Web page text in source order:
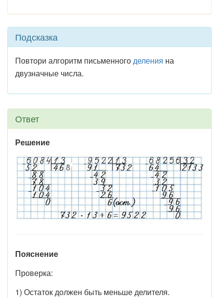
Подсказка
Повтори алгоритм письменногоделения на
двузначные числа.
Ответ
Решение
Пояснение
Проверка:
1) Остаток должен быть меньше делителя.